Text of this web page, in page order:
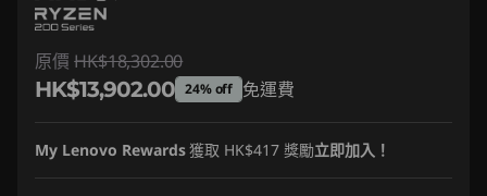
原價 HK$18,302.00
HK$13,902.00 24% off 免運費
即省 :-HK$4,400.00
My Lenovo Rewards獲取 HK$417 獎勵立即加入！